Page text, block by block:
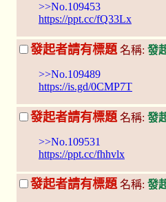
>>No.109453
https://ppt.cc/fQ33Lx
發起者請有標題 名稱: 發
>>No.109489
https://is.gd/0CMP7T
發起者請有標題 名稱: 發
>>No.109531
https://ppt.cc/fhhvlx
發起者請有標題 名稱: 發